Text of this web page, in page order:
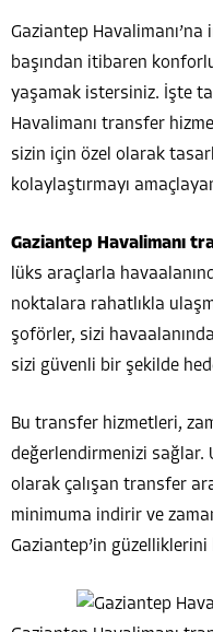
Gaziantep Havalimanı’na
başından itibaren
yaşamak istersiniz. İşte
Havalimanı transfer
sizin için özel olarak
kolaylaştırmayı
Gaziantep Havalimanı
lüks araçlarla
noktalara rahatlıkla
şoförler, sizi
sizi güvenli bir şekilde
Bu transfer hizmetleri,
değerlendirmenizi sağlar.
olarak çalışan transfer
minimuma indirir ve
Gaziantep’in güzelliklerini